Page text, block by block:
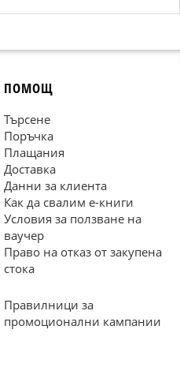
ПОМОЩ
Търсене
Поръчка
Плащания
Доставка
Данни за клиента
Как да свалим е-книги
Условия за ползване на
ваучер
Право на отказ от закупена
стока
Правилници за
промоционални кампании